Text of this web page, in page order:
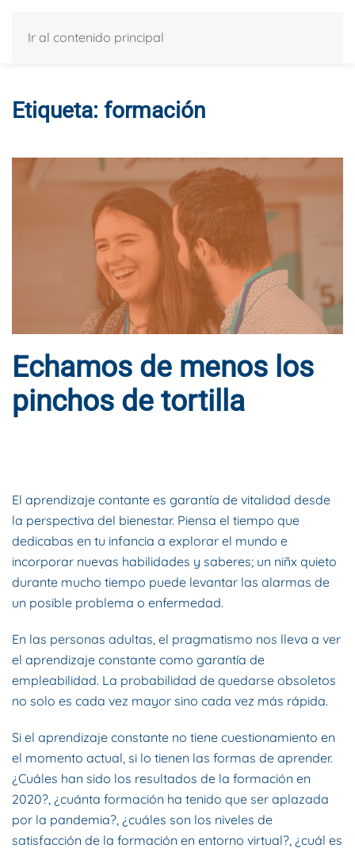
Ir al contenido principal
Etiqueta: formación
Echamos de menos los
pinchos de tortilla
El aprendizaje contante es garantía de vitalidad desde
la perspectiva del bienestar. Piensa el tiempo que
dedicabas en tu infancia a explorar el mundo e
incorporar nuevas habilidades y saberes; un niñx quieto
durante mucho tiempo puede levantar las alarmas de
un posible problema o enfermedad.
En las personas adultas, el pragmatismo nos lleva a ver
el aprendizaje constante como garantía de
empleabilidad. La probabilidad de quedarse obsoletos
no solo es cada vez mayor sino cada vez más rápida.
Si el aprendizaje constante no tiene cuestionamiento en
el momento actual, si lo tienen las formas de aprender.
¿Cuáles han sido los resultados de la formación en
2020?, ¿cuánta formación ha tenido que ser aplazada
por la pandemia?, ¿cuáles son los niveles de
satisfacción de la formación en entorno virtual?, ¿cuál es